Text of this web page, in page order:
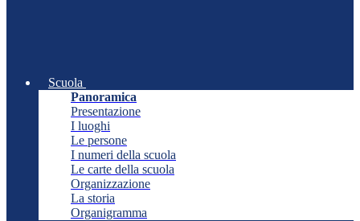
Scuola
Panoramica
Presentazione
I luoghi
Le persone
I numeri della scuola
Le carte della scuola
Organizzazione
La storia
Organigramma